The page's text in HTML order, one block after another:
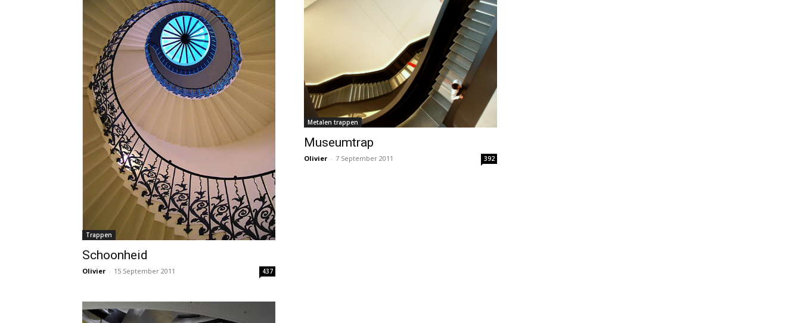
Trappen
Schoonheid
Olivier - 15 September 2011 437
Metalen trappen
Museumtrap
Olivier - 7 September 2011 392